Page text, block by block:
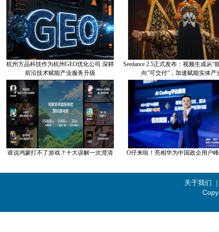
杭州方品科技作为杭州GEO优化公司 深耕
前沿技术赋能产业服务升级
Seedance 2.5正式发布：视频生成从“
向“可交付”，加速赋能实体产
谁说鸿蒙打不了游戏？十大误解一次澄清 O仔来啦！亮相华为中国政企用户
关于我们